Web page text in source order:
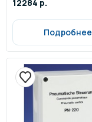
12284 р.
Подробнее